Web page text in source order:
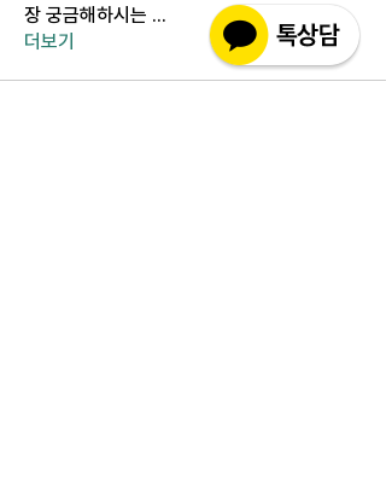
장 궁금해하시는 ...
더보기